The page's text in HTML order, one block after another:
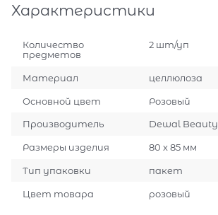
Характеристики
Количество
предметов
2 шт/уп
Материал целлюлоза
Основной цвет Розовый
Производитель Dewal Beauty
Размеры изделия 80 х 85 мм
Тип упаковки пакет
Цвет товара розовый